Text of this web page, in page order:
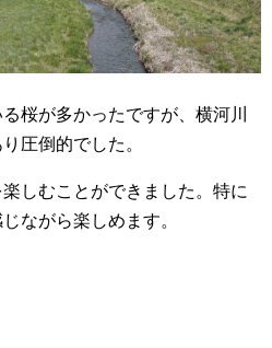
桜が多かったですが、横河川
圧倒的でした。
しむことができました。特に
ながら楽しめます。